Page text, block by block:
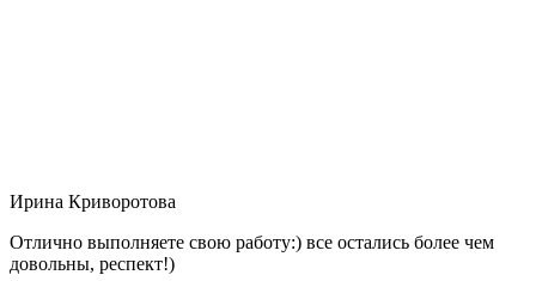
Ирина Криворотова
Отлично выполняете свою работу:) все остались более чем
довольны, респект!)